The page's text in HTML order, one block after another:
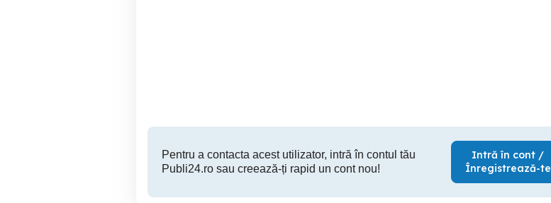
Pentru a contacta acest utilizator, intră în contul tău
Publi24.ro sau creează-ți rapid un cont nou!
Intră în cont /
Înregistrează-te